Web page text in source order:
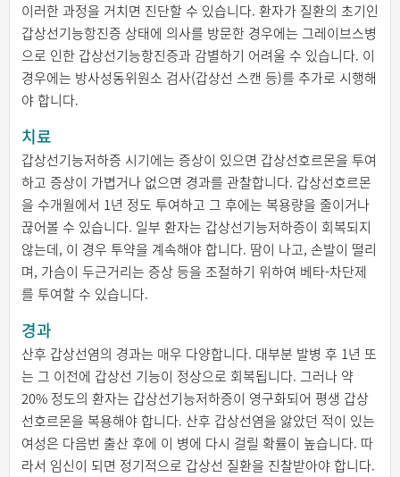
이러한 과정을 거치면 진단할 수 있습니다. 환자가 질환의 초기인
갑상선기능항진증 상태에 의사를 방문한 경우에는 그레이브스병
으로 인한 갑상선기능항진증과 감별하기 어려울 수 있습니다. 이
경우에는 방사성동위원소 검사(갑상선 스캔 등)를 추가로 시행해
야 합니다.
치료
갑상선기능저하증 시기에는 증상이 있으면 갑상선호르몬을 투여
하고 증상이 가볍거나 없으면 경과를 관찰합니다. 갑상선호르몬
을 수개월에서 1년 정도 투여하고 그 후에는 복용량을 줄이거나
끊어볼 수 있습니다. 일부 환자는 갑상선기능저하증이 회복되지
않는데, 이 경우 투약을 계속해야 합니다. 땀이 나고, 손발이 떨리
며, 가슴이 두근거리는 증상 등을 조절하기 위하여 베타-차단제
를 투여할 수 있습니다.
경과
산후 갑상선염의 경과는 매우 다양합니다. 대부분 발병 후 1년 또
는 그 이전에 갑상선 기능이 정상으로 회복됩니다. 그러나 약
20% 정도의 환자는 갑상선기능저하증이 영구화되어 평생 갑상
선호르몬을 복용해야 합니다. 산후 갑상선염을 앓았던 적이 있는
여성은 다음번 출산 후에 이 병에 다시 걸릴 확률이 높습니다. 따
라서 임신이 되면 정기적으로 갑상선 질환을 진찰받아야 합니다.